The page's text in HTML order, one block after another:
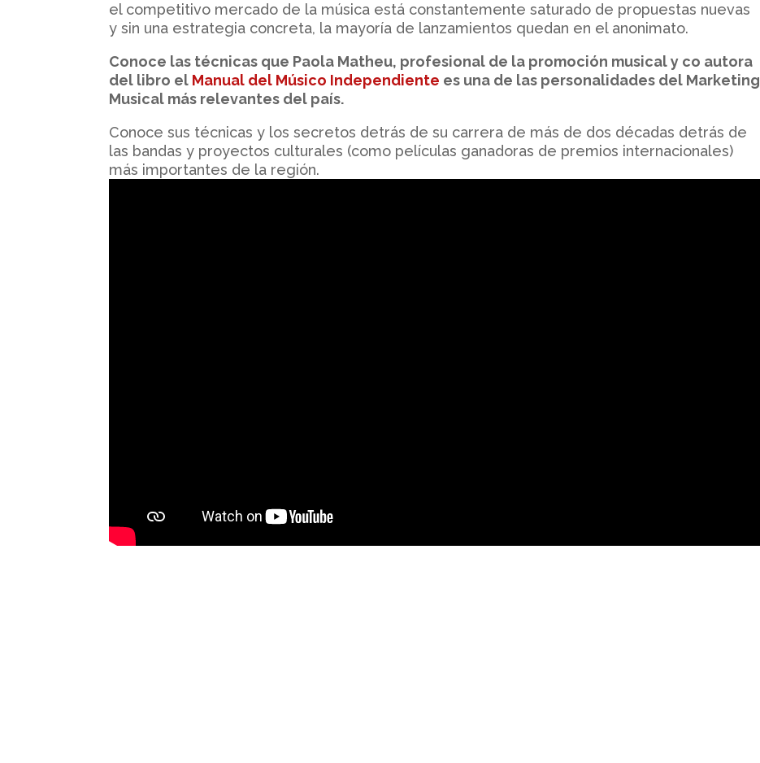
el competitivo mercado de la música está constantemente saturado de propuestas nuevas
y sin una estrategia concreta, la mayoría de lanzamientos quedan en el anonimato.
Conoce las técnicas que Paola Matheu, profesional de la promoción musical y co autora
del libro el Manual del Músico Independiente es una de las personalidades del Marketing
Musical más relevantes del país.
Conoce sus técnicas y los secretos detrás de su carrera de más de dos décadas detrás de
las bandas y proyectos culturales (como películas ganadoras de premios internacionales)
más importantes de la región.